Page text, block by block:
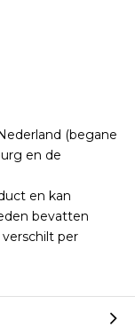
(begane
en de
en kan
bevatten
per